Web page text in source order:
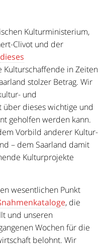
Kulturministerium,
Clivot und der
dieses
Kulturschaffende in Zeiten
stolzer Betrag. Wir
und
über dieses wichtige und
geholfen werden kann.
Vorbild anderer Kultur-
– dem Saarland damit
Kulturprojekte
wesentlichen Punkt
, die
und unseren
Wochen für die
belohnt. Wir